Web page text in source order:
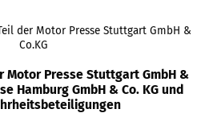
der Motor Presse Stuttgart GmbH &
Co.KG
Motor Presse Stuttgart GmbH &
Hamburg GmbH & Co. KG und